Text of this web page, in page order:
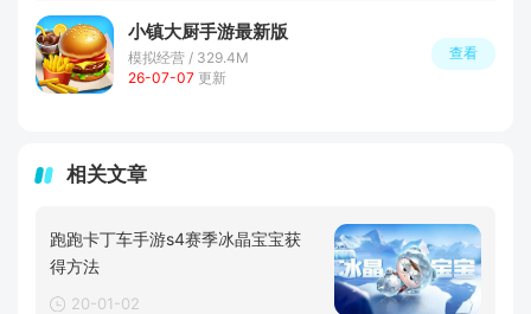
小镇大厨手游最新版
模拟经营 / 329.4M
26-07-07 更新
查看
相关文章
跑跑卡丁车手游s4赛季冰晶宝宝获
得方法
20-01-02